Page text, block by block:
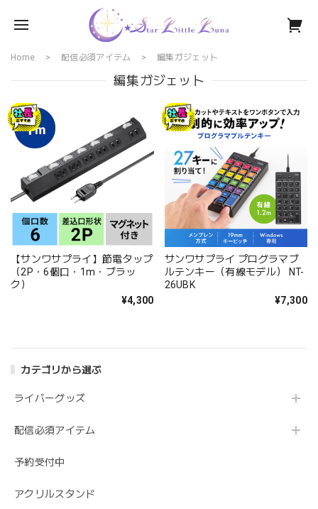
カテゴリから選ぶ
ライバーグッズ
配信必須アイテム
予約受付中
アクリルスタンド
Home 配信必須アイテム 編集ガジェット
編集ガジェット
【サンワサプライ】節電タップ
（2P・6個口・1m・ブラッ
ク）
¥4,300
サンワサプライ プログラマブ
ルテンキー（有線モデル） NT-
26UBK
¥7,300